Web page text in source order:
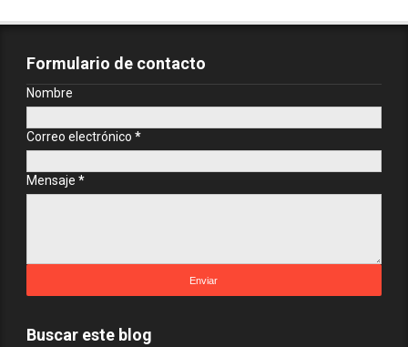
Formulario de contacto
Nombre
Correo electrónico *
Mensaje *
Buscar este blog